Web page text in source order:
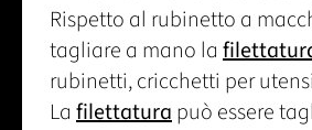
Rispetto al rubinetto a
tagliare a mano la
rubinetti, cricchetti per
La filettaturapuò essere